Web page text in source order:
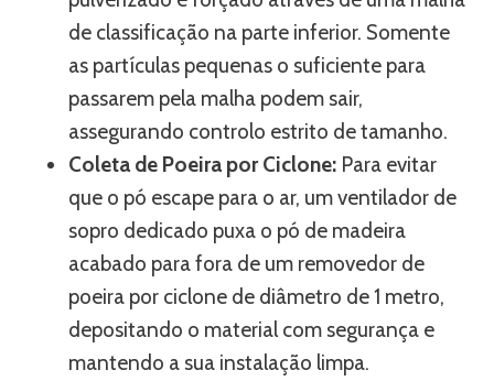
de classificação na parte inferior. Somente
as partículas pequenas o suficiente para
passarem pela malha podem sair,
assegurando controlo estrito de tamanho.
Coleta de Poeira por Ciclone: Para evitar
que o pó escape para o ar, um ventilador de
sopro dedicado puxa o pó de madeira
acabado para fora de um removedor de
poeira por ciclone de diâmetro de 1 metro,
depositando o material com segurança e
mantendo a sua instalação limpa.